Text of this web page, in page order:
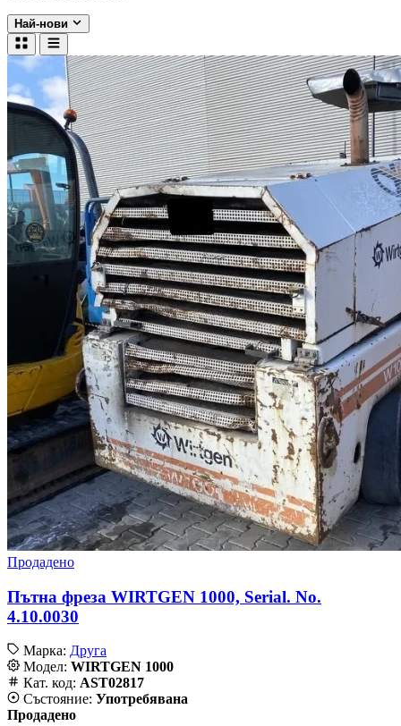
Най-нови
Продадено
Пътна фреза WIRTGEN 1000, Serial. No.
4.10.0030
Марка: Друга
Модел: WIRTGEN 1000
Кат. код: AST02817
Състояние: Употребявана
Продадено